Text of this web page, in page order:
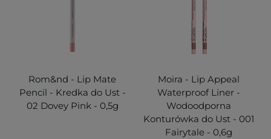
Rom&nd - Lip Mate
Pencil - Kredka do Ust -
02 Dovey Pink - 0,5g
Moira - Lip Appeal
Waterproof Liner -
Wodoodporna
Konturówka do Ust - 001
Fairytale - 0,6g